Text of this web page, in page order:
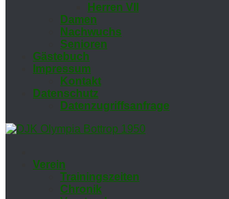
Her­ren VII
Da­men
Nach­wuchs
Se­nio­ren
Gäs­te­buch
Im­pres­sum
Kon­takt
Da­ten­schutz
Da­ten­zu­griffs­an­fra­ge
Ver­ein
Trai­nings­zei­ten
Chro­nik